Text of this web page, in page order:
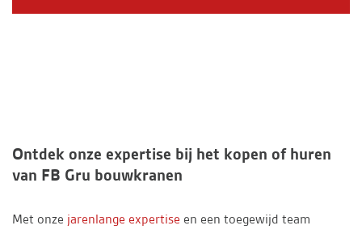
Ontdek onze expertise bij het kopen of huren
van FB Gru bouwkranen
Met onze jarenlange expertise en een toegewijd team